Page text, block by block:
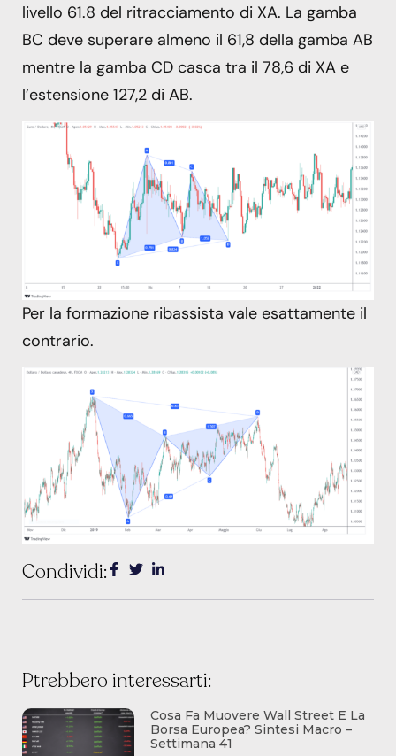
livello 61.8 del ritracciamento di XA. La gamba
BC deve superare almeno il 61,8 della gamba AB
mentre la gamba CD casca tra il 78,6 di XA e
l’estensione 127,2 di AB.
Per la formazione ribassista vale esattamente il
contrario.
Condividi:
Ptrebbero interessarti:
Cosa Fa Muovere Wall Street E La
Borsa Europea? Sintesi Macro –
Settimana 41